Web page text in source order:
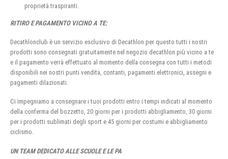
proprietà traspiranti.
RITIRO E PAGAMENTO VICINO A TE:
Decathlonclub è un servizio esclusivo di Decathlon per questo tutti i nostri
prodotti sono consegnati gratuitamente nel negozio decathlon più vicino a te
e il pagamento verrà effettuato al momento della consegna con tutti i metodi
disponibili nei nostri punti vendita, contanti, pagamenti elettronici, assegni e
pagamenti dilazionati.
Ci impegniamo a consegnare i tuoi prodotti entro i tempi indicati al momento
della conferma del bozzetto, 20 giorni per i prodotti abbigliamento, 30 giorni
per i prodotti sublimati degli sport e 45 giorni per costumi e abbigliamento
ciclismo.
UN TEAM DEDICATO ALLE SCUOLE E LE PA